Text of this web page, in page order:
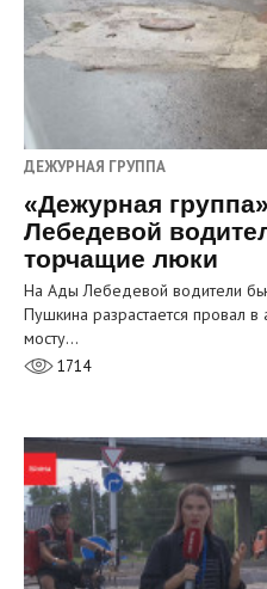
ДЕЖУРНАЯ ГРУППА
«Дежурная
Лебедевой
торчащие люки
На Ады Лебедевой водители
Пушкина разрастается провал
мосту…
1714